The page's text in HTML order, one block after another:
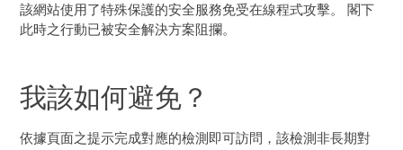
該網站使用了特殊保護的安全服務免受在線程式攻擊。 閣下
此時之行動已被安全解決方案阻攔。
我該如何避免？
依據頁面之提示完成對應的檢測即可訪問，該檢測非長期對